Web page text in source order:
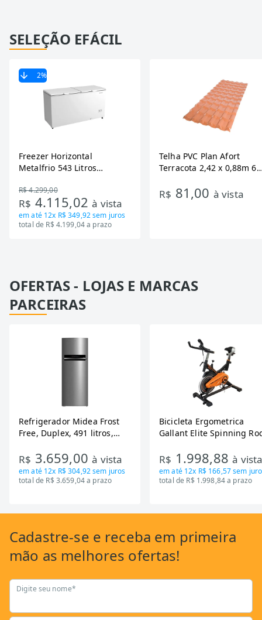
SELEÇÃO EFÁCIL
2%
Freezer Horizontal
Metalfrio 543 Litros
Tecnologia Inverter, Branco,
Bivolt
R$ 4.299,00
R$ 4.115,02à vista
em até 12x R$ 349,92sem juros
total de R$ 4.199,04 a prazo
Telha PVC Plan Afort
Terracota 2,42 x 0,88m 6
R$ 81,00 à vista
OFERTAS - LOJAS E MARCAS
PARCEIRAS
Refrigerador Midea Frost
Free, Duplex, 491 litros,
RT650EVK463)
R$ 3.659,00à vista
em até 12x R$ 304,92sem juros
total de R$ 3.659,04 a prazo
Bicicleta Ergometrica
Gallant Elite Spinning
Mecanica GSB13HBTA-PT
R$ 1.998,88à
em até 12x R$ 166,57sem
total de R$ 1.998,84 a prazo
Cadastre-se e receba em primeira
mão as melhores ofertas!
Digite seu nome*